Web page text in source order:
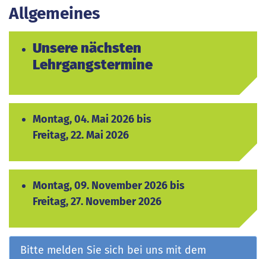
Allgemeines
Unsere nächsten
Lehrgangstermine
Montag, 04. Mai 2026 bis
Freitag, 22. Mai 2026
Montag, 09. November 2026 bis
Freitag, 27. November 2026
Bitte melden Sie sich bei uns mit dem